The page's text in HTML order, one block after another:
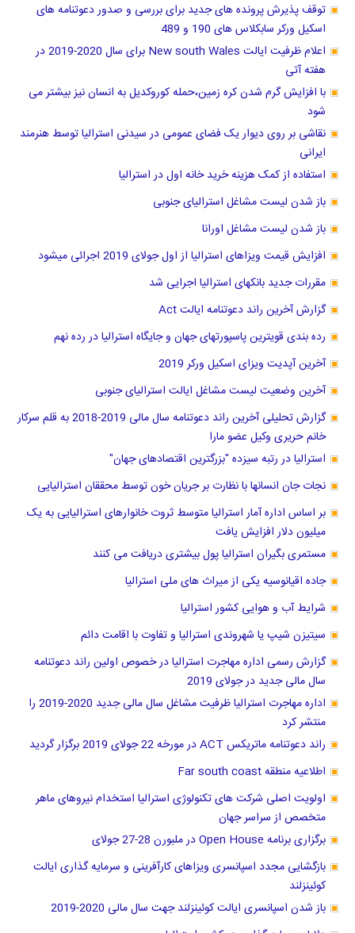
توقف پذیرش پرونده های جدید برای بررسی و صدور دعوتنامه های
اسکیل ورکر سابکلاس های 190 و 489
اعلام ظرفیت ایالت New south Wales برای سال 2020-2019 در
هفته آتی
با افزایش گرم شدن کره زمین،حمله کوروکدیل به انسان نیز بیشتر می
شود
نقاشی بر روی دیوار یک فضای عمومی در سیدنی استرالیا توسط هنرمند
ایرانی
استفاده از کمک هزینه خرید خانه اول در استرالیا
باز شدن لیست مشاغل استرالیای جنوبی
باز شدن لیست مشاغل اورانا
افزایش قیمت ویزاهای استرالیا از اول جولای 2019 اجرائی میشود
مقررات جدید بانکهای استرالیا اجرایی شد
گزارش آخرین راند دعوتنامه ایالت Act
رده بندی قویترین پاسپورتهای جهان و جایگاه استرالیا در رده نهم
آخرین آپدیت ویزای اسکیل ورکر 2019
آخرین وضعیت لیست مشاغل ایالت استرالیای جنوبی
گزارش تحلیلی آخرین راند دعوتنامه سال مالی 2019-2018 به قلم سرکار
خانم حریری وکیل عضو مارا
استرالیا در رتبه سیزده "بزرگترین اقتصادهای جهان"
نجات جان انسانها با نظارت بر جریان خون توسط محققان استرالیایی
بر اساس اداره آمار استرالیا متوسط ثروت خانوارهای استرالیایی به یک
میلیون دلار افزایش یافت
مستمری بگیران استرالیا پول بیشتری دریافت می کنند
جاده اقیانوسیه یکی از میراث های ملی استرالیا
شرایط آب و هوایی کشور استرالیا
سیتیزن شیپ یا شهروندی استرالیا و تفاوت با اقامت دائم
گزارش رسمی اداره مهاجرت استرالیا در خصوص اولین راند دعوتنامه
سال مالی جدید در جولای 2019
اداره مهاجرت استرالیا ظرفیت مشاغل سال مالی جدید 2020-2019 را
منتشر کرد
راند دعوتنامه ماتریکس ACT در مورخه 22 جولای 2019 برگزار گردید
اطلاعیه منطقه Far south coast
اولویت اصلی شرکت های تکنولوژی استرالیا استخدام نیروهای ماهر
متخصص از سراسر جهان
برگزاری برنامه Open House در ملبورن 28-27 جولای
بازگشایی مجدد اسپانسری ویزاهای کارآفرینی و سرمایه گذاری ایالت
کوئینزلند
باز شدن اسپانسری ایالت کوئینزلند جهت سال مالی 2020-2019